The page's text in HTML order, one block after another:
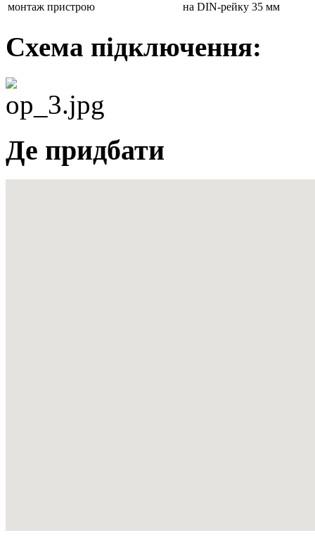
монтаж пристрою
на DIN-рейку 35 мм
Схема підключення:
Де придбати